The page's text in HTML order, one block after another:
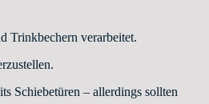
Trinkbechern verarbeitet.
Schiebetüren – allerdings sollten